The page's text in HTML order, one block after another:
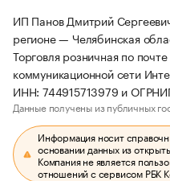
ИП Панов Дмитрий
регионе — Челябинская
Торговля розничная по
коммуникационной сети
ИНН: 744915713979 и
Данные получены из публичных
Информация носит
основании данных из
Компания не является
отношений с сервисом РБК